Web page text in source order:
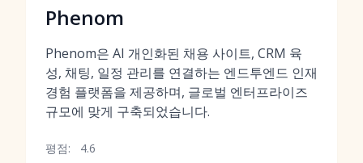
Phenom
Phenom은 AI 개인화된 채용 사이트, CRM 육
성, 채팅, 일정 관리를 연결하는 엔드투엔드 인재
경험 플랫폼을 제공하며, 글로벌 엔터프라이즈
규모에 맞게 구축되었습니다.
평점: 4.6